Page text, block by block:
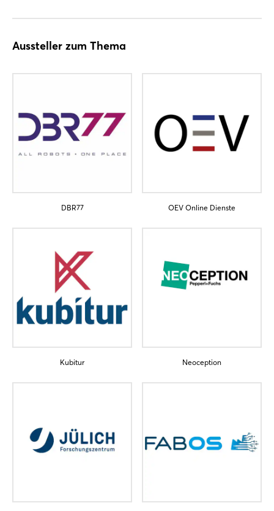
Aussteller zum Thema
DBR77 OEV Online Dienste
Kubitur Neoception
Noch nicht angemeldet?
Jetzt registrieren